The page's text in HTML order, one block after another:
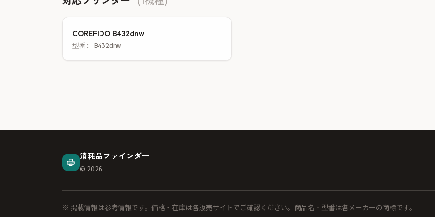
COREFIDO B432dnw
型番: B432dnw
消耗品ファインダー
© 2026
※ 掲載情報は参考情報です。価格・在庫は各販売サイトでご確認ください。商品名・型番は各メーカーの商標です。